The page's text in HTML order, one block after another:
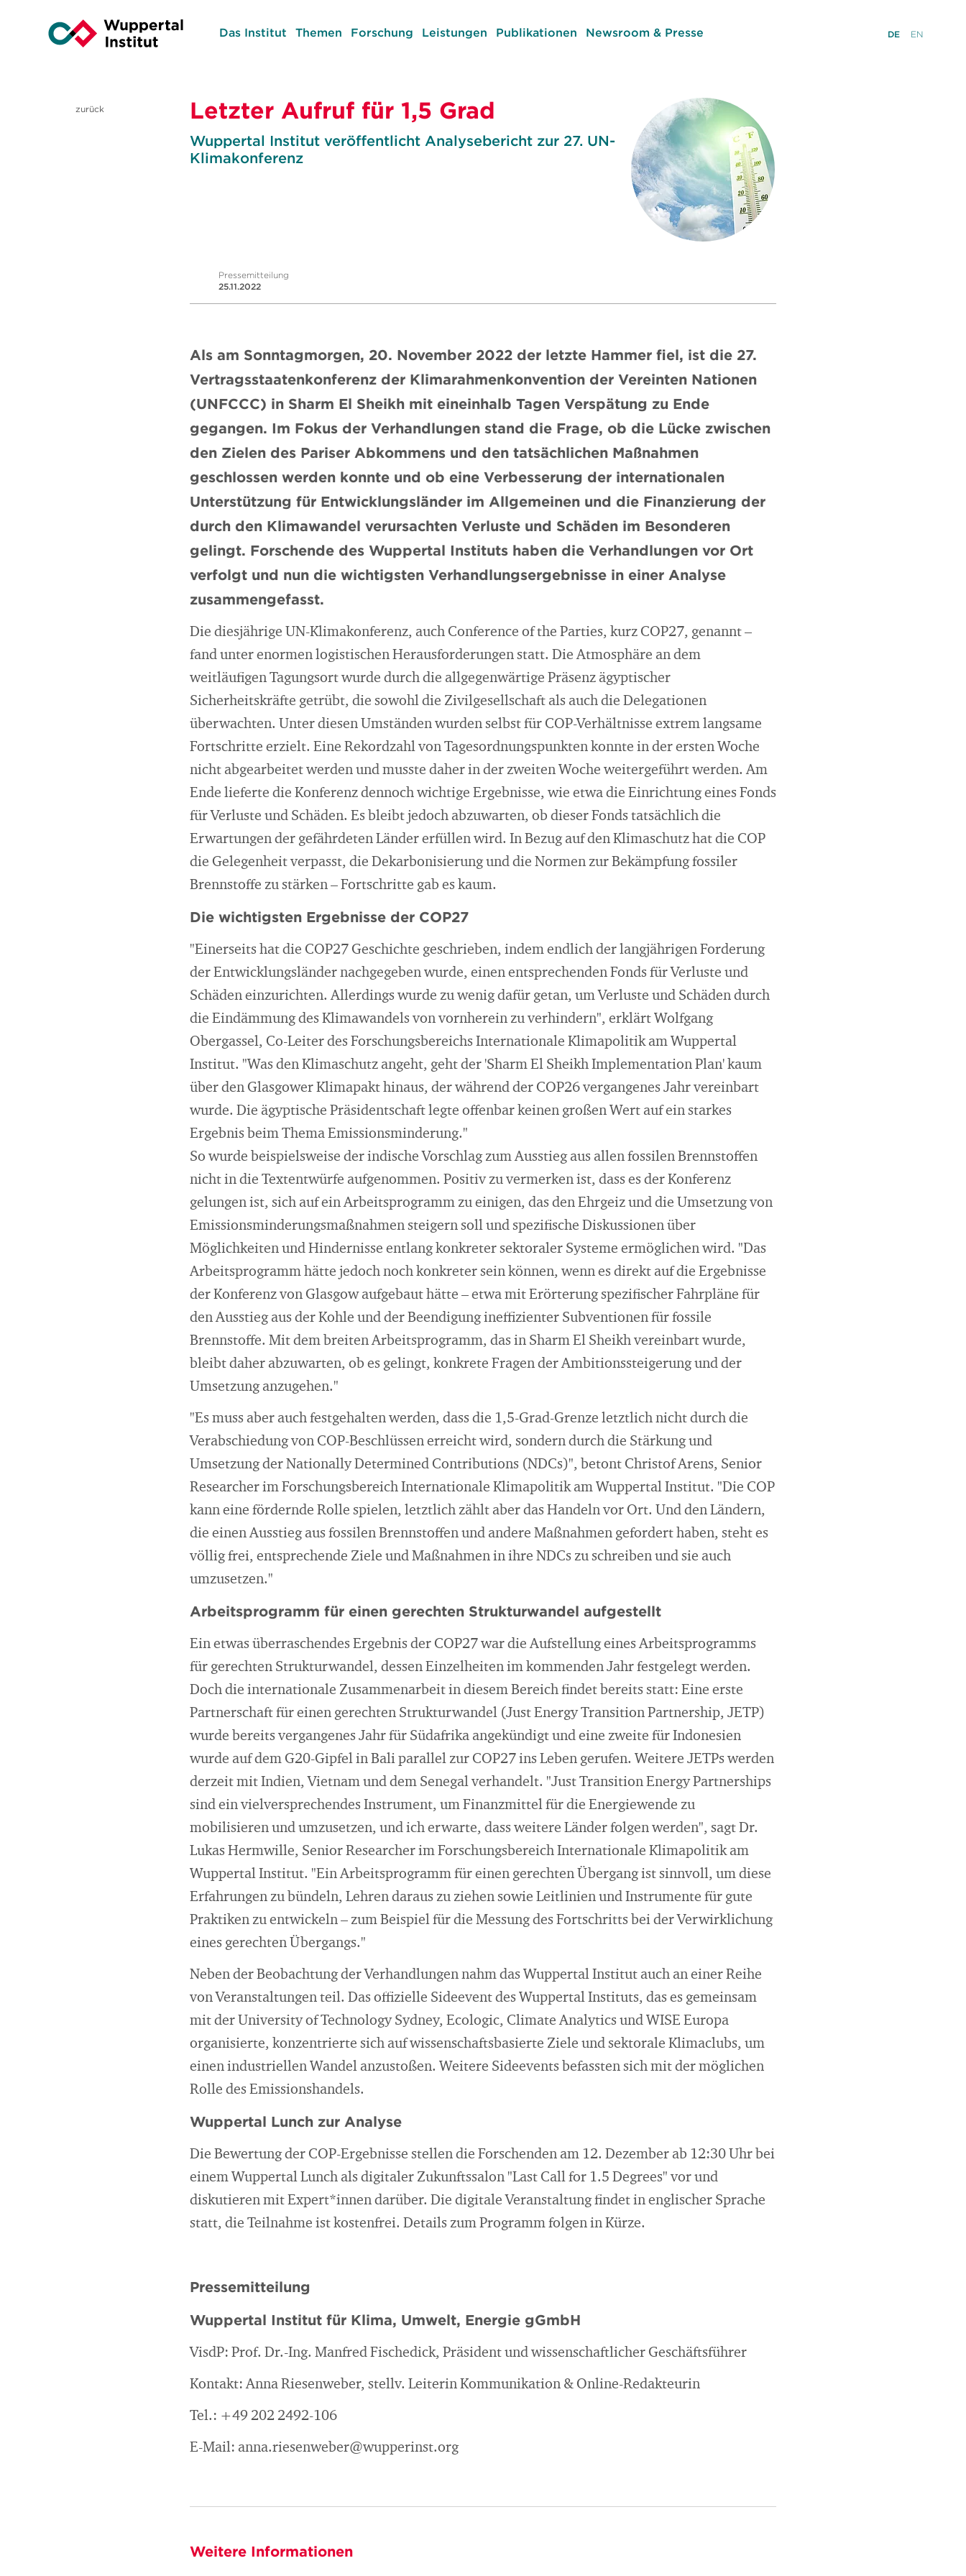
Das Institut Themen Forschung Leistungen Publikationen Newsroom & Presse DE EN
zurück Letzter Aufruf für 1,5 Grad
Wuppertal Institut veröffentlicht Analysebericht zur 27. UN-
Klimakonferenz
Pressemitteilung
25.11.2022
Als am Sonntagmorgen, 20. November 2022 der letzte Hammer fiel, ist die 27.
Vertragsstaatenkonferenz der Klimarahmenkonvention der Vereinten Nationen
(UNFCCC) in Sharm El Sheikh mit eineinhalb Tagen Verspätung zu Ende
gegangen. Im Fokus der Verhandlungen stand die Frage, ob die Lücke zwischen
den Zielen des Pariser Abkommens und den tatsächlichen Maßnahmen
geschlossen werden konnte und ob eine Verbesserung der internationalen
Unterstützung für Entwicklungsländer im Allgemeinen und die Finanzierung der
durch den Klimawandel verursachten Verluste und Schäden im Besonderen
gelingt. Forschende des Wuppertal Instituts haben die Verhandlungen vor Ort
verfolgt und nun die wichtigsten Verhandlungsergebnisse in einer Analyse
zusammengefasst.
Die diesjährige UN-Klimakonferenz, auch Conference of the Parties, kurz COP27, genannt –
fand unter enormen logistischen Herausforderungen statt. Die Atmosphäre an dem
weitläufigen Tagungsort wurde durch die allgegenwärtige Präsenz ägyptischer
Sicherheitskräfte getrübt, die sowohl die Zivilgesellschaft als auch die Delegationen
überwachten. Unter diesen Umständen wurden selbst für COP-Verhältnisse extrem langsame
Fortschritte erzielt. Eine Rekordzahl von Tagesordnungspunkten konnte in der ersten Woche
nicht abgearbeitet werden und musste daher in der zweiten Woche weitergeführt werden. Am
Ende lieferte die Konferenz dennoch wichtige Ergebnisse, wie etwa die Einrichtung eines Fonds
für Verluste und Schäden. Es bleibt jedoch abzuwarten, ob dieser Fonds tatsächlich die
Erwartungen der gefährdeten Länder erfüllen wird. In Bezug auf den Klimaschutz hat die COP
die Gelegenheit verpasst, die Dekarbonisierung und die Normen zur Bekämpfung fossiler
Brennstoffe zu stärken – Fortschritte gab es kaum.
Die wichtigsten Ergebnisse der COP27
"Einerseits hat die COP27 Geschichte geschrieben, indem endlich der langjährigen Forderung
der Entwicklungsländer nachgegeben wurde, einen entsprechenden Fonds für Verluste und
Schäden einzurichten. Allerdings wurde zu wenig dafür getan, um Verluste und Schäden durch
die Eindämmung des Klimawandels von vornherein zu verhindern", erklärt Wolfgang
Obergassel, Co-Leiter des Forschungsbereichs Internationale Klimapolitik am Wuppertal
Institut. "Was den Klimaschutz angeht, geht der 'Sharm El Sheikh Implementation Plan' kaum
über den Glasgower Klimapakt hinaus, der während der COP26 vergangenes Jahr vereinbart
wurde. Die ägyptische Präsidentschaft legte offenbar keinen großen Wert auf ein starkes
Ergebnis beim Thema Emissionsminderung."
So wurde beispielsweise der indische Vorschlag zum Ausstieg aus allen fossilen Brennstoffen
nicht in die Textentwürfe aufgenommen. Positiv zu vermerken ist, dass es der Konferenz
gelungen ist, sich auf ein Arbeitsprogramm zu einigen, das den Ehrgeiz und die Umsetzung von
Emissionsminderungsmaßnahmen steigern soll und spezifische Diskussionen über
Möglichkeiten und Hindernisse entlang konkreter sektoraler Systeme ermöglichen wird. "Das
Arbeitsprogramm hätte jedoch noch konkreter sein können, wenn es direkt auf die Ergebnisse
der Konferenz von Glasgow aufgebaut hätte – etwa mit Erörterung spezifischer Fahrpläne für
den Ausstieg aus der Kohle und der Beendigung ineffizienter Subventionen für fossile
Brennstoffe. Mit dem breiten Arbeitsprogramm, das in Sharm El Sheikh vereinbart wurde,
bleibt daher abzuwarten, ob es gelingt, konkrete Fragen der Ambitionssteigerung und der
Umsetzung anzugehen."
"Es muss aber auch festgehalten werden, dass die 1,5-Grad-Grenze letztlich nicht durch die
Verabschiedung von COP-Beschlüssen erreicht wird, sondern durch die Stärkung und
Umsetzung der Nationally Determined Contributions (NDCs)", betont Christof Arens, Senior
Researcher im Forschungsbereich Internationale Klimapolitik am Wuppertal Institut. "Die COP
kann eine fördernde Rolle spielen, letztlich zählt aber das Handeln vor Ort. Und den Ländern,
die einen Ausstieg aus fossilen Brennstoffen und andere Maßnahmen gefordert haben, steht es
völlig frei, entsprechende Ziele und Maßnahmen in ihre NDCs zu schreiben und sie auch
umzusetzen."
Arbeitsprogramm für einen gerechten Strukturwandel aufgestellt
Ein etwas überraschendes Ergebnis der COP27 war die Aufstellung eines Arbeitsprogramms
für gerechten Strukturwandel, dessen Einzelheiten im kommenden Jahr festgelegt werden.
Doch die internationale Zusammenarbeit in diesem Bereich findet bereits statt: Eine erste
Partnerschaft für einen gerechten Strukturwandel (Just Energy Transition Partnership, JETP)
wurde bereits vergangenes Jahr für Südafrika angekündigt und eine zweite für Indonesien
wurde auf dem G20-Gipfel in Bali parallel zur COP27 ins Leben gerufen. Weitere JETPs werden
derzeit mit Indien, Vietnam und dem Senegal verhandelt. "Just Transition Energy Partnerships
sind ein vielversprechendes Instrument, um Finanzmittel für die Energiewende zu
mobilisieren und umzusetzen, und ich erwarte, dass weitere Länder folgen werden", sagt Dr.
Lukas Hermwille, Senior Researcher im Forschungsbereich Internationale Klimapolitik am
Wuppertal Institut. "Ein Arbeitsprogramm für einen gerechten Übergang ist sinnvoll, um diese
Erfahrungen zu bündeln, Lehren daraus zu ziehen sowie Leitlinien und Instrumente für gute
Praktiken zu entwickeln – zum Beispiel für die Messung des Fortschritts bei der Verwirklichung
eines gerechten Übergangs."
Neben der Beobachtung der Verhandlungen nahm das Wuppertal Institut auch an einer Reihe
von Veranstaltungen teil. Das offizielle Sideevent des Wuppertal Instituts, das es gemeinsam
mit der University of Technology Sydney, Ecologic, Climate Analytics und WISE Europa
organisierte, konzentrierte sich auf wissenschaftsbasierte Ziele und sektorale Klimaclubs, um
einen industriellen Wandel anzustoßen. Weitere Sideevents befassten sich mit der möglichen
Rolle des Emissionshandels.
Wuppertal Lunch zur Analyse
Die Bewertung der COP-Ergebnisse stellen die Forschenden am 12. Dezember ab 12:30 Uhr bei
einem Wuppertal Lunch als digitaler Zukunftssalon "Last Call for 1.5 Degrees" vor und
diskutieren mit Expert*innen darüber. Die digitale Veranstaltung findet in englischer Sprache
statt, die Teilnahme ist kostenfrei. Details zum Programm folgen in Kürze.
Pressemitteilung
Wuppertal Institut für Klima, Umwelt, Energie gGmbH
VisdP: Prof. Dr.-Ing. Manfred Fischedick, Präsident und wissenschaftlicher Geschäftsführer
Kontakt: Anna Riesenweber, stellv. Leiterin Kommunikation & Online-Redakteurin
Tel.: +49 202 2492-106
E-Mail: anna.riesenweber@wupperinst.org
Weitere Informationen